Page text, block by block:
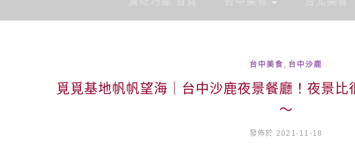
台中美食 台中沙鹿
覓覓基地帆帆望海｜台中沙鹿夜景餐廳！夜景
～
發佈於 2021-11-18